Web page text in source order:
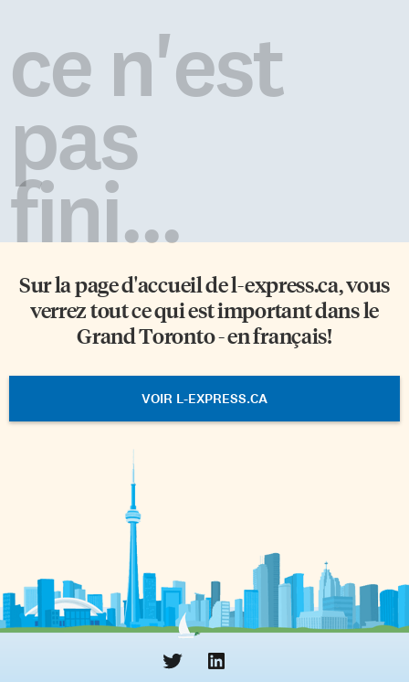
ce n'est
pas
fini...
Sur la page d'accueil del-express.ca, vous
verrez tout ce qui est important dans le
Grand Toronto - en français!
VOIR L-EXPRESS.CA